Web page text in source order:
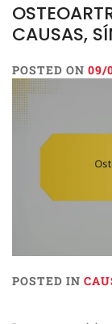
CAUSAS,
POSTED ON 09/
POSTED IN